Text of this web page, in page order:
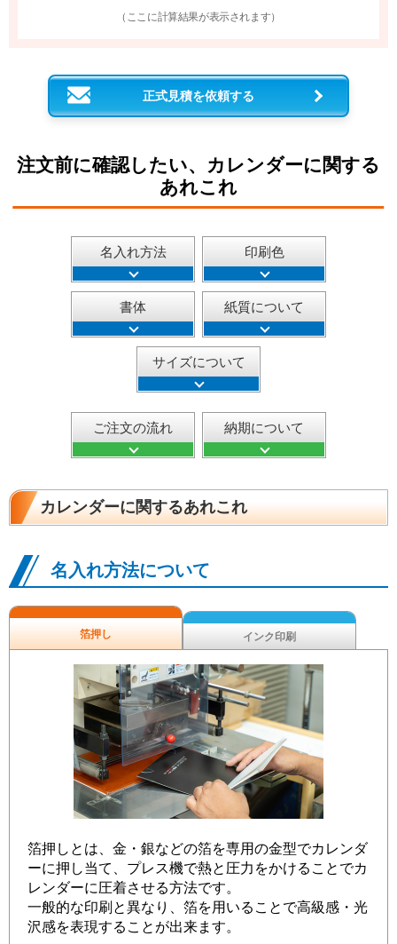
（ここに計算結果が表示されます）
正式見積を依頼する
注文前に確認したい、カレンダーに関する
あれこれ
名入れ方法 印刷色
書体 紙質について
サイズについて
ご注文の流れ 納期について
カレンダーに関するあれこれ
名入れ方法について
箔押し インク印刷
箔押しとは、金・銀などの箔を専用の金型でカレンダ
ーに押し当て、プレス機で熱と圧力をかけることでカ
レンダーに圧着させる方法です。
一般的な印刷と異なり、箔を用いることで高級感・光
沢感を表現することが出来ます。